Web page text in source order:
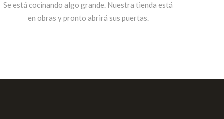
Se está cocinando algo grande. Nuestra tienda está
en obras y pronto abrirá sus puertas.